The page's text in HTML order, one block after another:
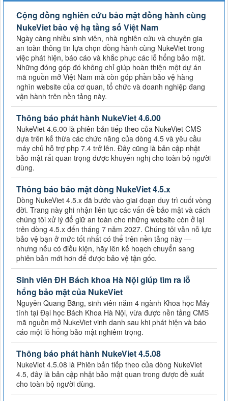
Cộng đồng nghiên cứu bảo mật đồng hành cùng
NukeViet bảo vệ hạ tầng số Việt Nam
Ngày càng nhiều sinh viên, nhà nghiên cứu và chuyên gia
an toàn thông tin lựa chọn đồng hành cùng NukeViet trong
việc phát hiện, báo cáo và khắc phục các lỗ hổng bảo mật.
Những đóng góp đó không chỉ giúp hoàn thiện một dự án
mã nguồn mở Việt Nam mà còn góp phần bảo vệ hàng
nghìn website của cơ quan, tổ chức và doanh nghiệp đang
vận hành trên nền tảng này.
Thông báo phát hành NukeViet 4.6.00
NukeViet 4.6.00 là phiên bản tiếp theo của NukeViet CMS
dựa trên kế thừa các chức năng của dòng 4.5 và yêu cầu
máy chủ hỗ trợ php 7.4 trở lên. Đây cũng là bản cập nhật
bảo mật rất quan trọng được khuyến nghị cho toàn bộ người
dùng.
Thông báo bảo mật dòng NukeViet 4.5.x
Dòng NukeViet 4.5.x đã bước vào giai đoạn duy trì cuối vòng
đời. Trang này ghi nhận liên tục các vấn đề bảo mật và cách
chúng tôi xử lý để giữ an toàn cho những website còn ở lại
trên dòng 4.5.x đến tháng 7 năm 2027. Chúng tôi vẫn nỗ lực
bảo vệ bạn ở mức tốt nhất có thể trên nền tảng này —
nhưng nếu có điều kiện, hãy lên kế hoạch chuyển sang
phiên bản mới hơn để được bảo vệ tận gốc.
Sinh viên ĐH Bách khoa Hà Nội giúp tìm ra lỗ
hổng bảo mật của NukeViet
Nguyễn Quang Bằng, sinh viên năm 4 ngành Khoa học Máy
tính tại Đại học Bách Khoa Hà Nội, vừa được nền tảng CMS
mã nguồn mở NukeViet vinh danh sau khi phát hiện và báo
cáo một lỗ hổng bảo mật nghiêm trọng.
Thông báo phát hành NukeViet 4.5.08
NukeViet 4.5.08 là Phiên bản tiếp theo của dòng NukeViet
4.5, đây là bản cập nhật bảo mật quan trong được đề xuất
cho toàn bộ người dùng.